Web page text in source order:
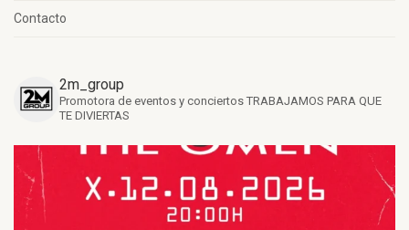
Contacto
2m_group
Promotora de eventos y conciertos TRABAJAMOS PARA QUE
TE DIVIERTAS